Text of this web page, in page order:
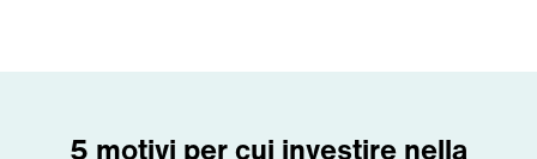
5 motivi per cui investire nella